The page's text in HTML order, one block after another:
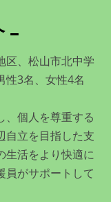
–
区、松山市北中学
性3名、女性4名
、個人を尊重する
自立を目指した支
生活をより快適に
員がサポートして